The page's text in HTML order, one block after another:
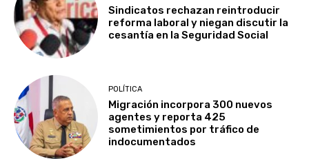
Sindicatos rechazan reintroducir
reforma laboral y niegan discutir la
cesantía en la Seguridad Social
POLÍTICA
Migración incorpora 300 nuevos
agentes y reporta 425
sometimientos por tráfico de
indocumentados